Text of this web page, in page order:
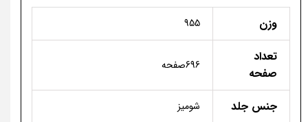
وزن
955
تعداد
صفحه
696صفحه
جنس جلد شومیز